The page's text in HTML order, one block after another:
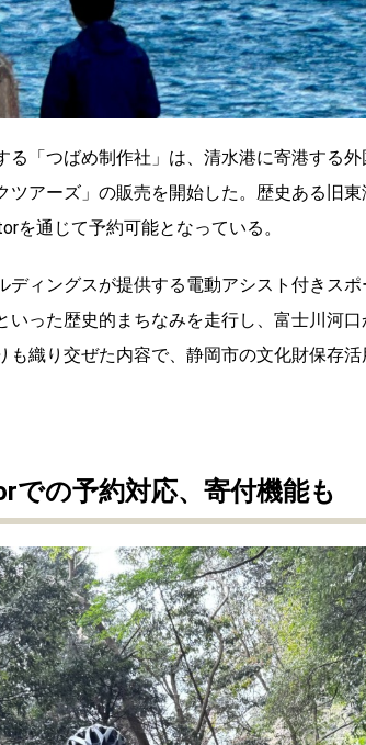
る「つばめ制作社」は、清水港に寄港する
ツアーズ」の販売を開始した。歴史ある旧
を通じて予約可能となっている。
ディングスが提供する電動アシスト付きス
いった歴史的まちなみを走行し、富士川河
も織り交ぜた内容で、静岡市の文化財保存
での予約対応、寄付機能も